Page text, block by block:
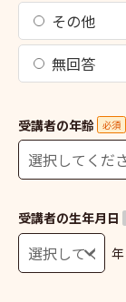
その他
無回答
受講者の年齢 必須
受講者の生年月日
年